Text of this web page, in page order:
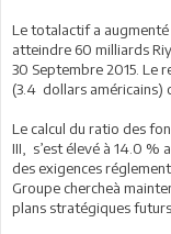
Le totalactif a
atteindre 60 milliards
30 Septembre 2015. Le
(3.4 dollars américains)
Le calcul du ratio des
III, s’est élevé à 14.0 %
des exigences
Groupe chercheà
plans stratégiques futurs.